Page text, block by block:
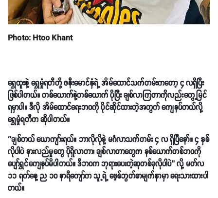
Photo: Htoo Khant
ရွှေထူးနဲ့ ရွှေမှုံရတီတို့ ဇနီးမောင်နှံရဲ့ အိမ်ထောင်သက်တမ်းကတော့ ၄ လရှိပြီး
ဖြစ်ပါတယ်။ တစ်ယောက်နဲ့တစ်ယောက် ပိုပြီး ချစ်လာကြတာကိုလည်းတွေ့မြင်
ရမှာပါ။ ဒီလို အိမ်ထောင်ရေးဘဝကို ပိုင်ဆိုင်ထားတဲ့အတွက် ကျေနပ်တယ်လို့
ရွှေမှုံရတီက ဆိုပါတယ်။
‘’ချစ်တယ် ယောကျာ်းရယ်။ ဘာလိုလိုနဲ့ မင်္ဂလာသက်တမ်း ၄ လ ရှိပြီနော်။ ၄ နှစ်
လိုပါပဲ နားလည်မှုတွေ ပိုရှိလာတာ၊ ချစ်လာတာတွေက နစ်ယောက်တစ်ဘဝကို
ပျော်ရွှင်ကျေနပ်မိပါတယ်။ ဒီဘဝက ဘုရားပေးတဲ့ဆုတစ်ခုလိုပါပဲ’’ လို့ မတ်လ
၁၁ ရက်နေ့ ည ၁၀ နာရီကျော်က သူ့ရဲ့ ဖေ့စ်ဘွတ်စာမျက်နှာမှာ ရေးသားထားပါ
တယ်။